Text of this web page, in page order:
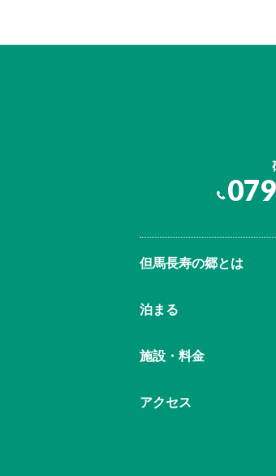
但馬⾧寿の郷とは
泊まる
施設・料金
アクセス